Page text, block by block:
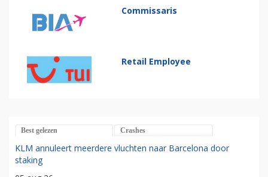
Commissaris
Retail Employee
Best gelezen Crashes
KLM annuleert meerdere vluchten naar Barcelona door
staking